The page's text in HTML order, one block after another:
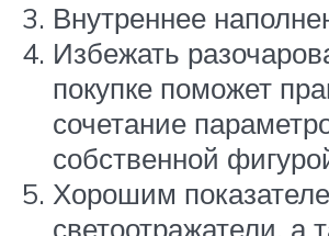
Внутреннее
Избежать
покупке поможет
сочетание
собственной
Хорошим
светоотражатели, а